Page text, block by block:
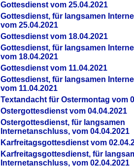
Gottesdienst vom 25.04.2021
Gottesdienst, für langsamen
vom 25.04.2021
Gottesdienst vom 18.04.2021
Gottesdienst, für langsamen
vom 18.04.2021
Gottesdienst vom 11.04.2021
Gottesdienst, für langsamen
vom 11.04.2021
Textandacht für Ostermontag vom
Ostergottesdienst vom 04.04.2021
Ostergottesdienst, für langsamen
Internetanschluss, vom 04.04.2021
Karfreitagsgottesdienst vom
Karfreitagsgottesdienst, für
Internetanschluss, vom 02.04.2021